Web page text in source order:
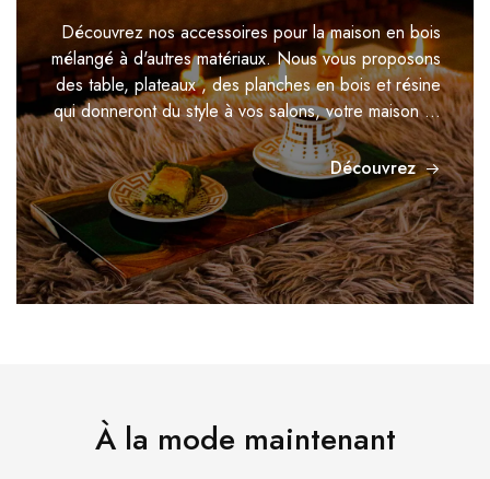
Découvrez nos accessoires pour la maison en bois
mélangé à d'autres matériaux.Nous vous proposons
des table, plateaux , des planches en bois et résine
qui donneront du style àvos salons, votre maison ...
Découvrez
À la mode maintenant